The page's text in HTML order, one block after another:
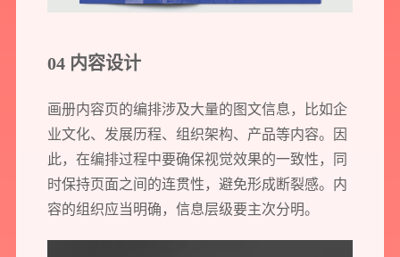
预约我们的数字化专家
我们将为您提供量身定制的个性化服务，包括竞品观察，行业数据分析
您需要： 网站建设 数字产品研发
SEO搜索优化
品牌设计
您希望： 预约面谈 在线视频会议 电话 / 微信沟通
04 内容设计
画册内容页的编排涉及大量的图文信息，比如企
业文化、发展历程、组织架构、产品等内容。因
此，在编排过程中要确保视觉效果的一致性，同
时保持页面之间的连贯性，避免形成断裂感。内
容的组织应当明确，信息层级要主次分明。